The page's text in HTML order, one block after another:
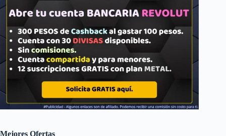
Mejores Ofertas